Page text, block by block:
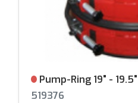
Ei varastossa
Pump-Ring 19" -
519376